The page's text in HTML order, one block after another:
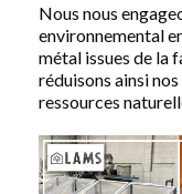
Nous nous
environnemental
métal issues de la
réduisons ainsi
ressources